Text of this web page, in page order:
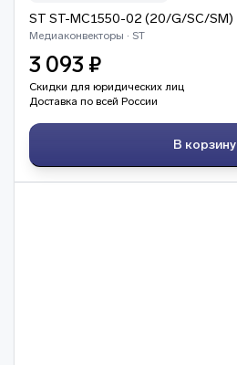
ST ST-MC1550-02 (20/G/SC/SM)
Медиаконвекторы · ST
3 093 ₽
Скидки для юридических лиц
Доставка по всей России
В корзину